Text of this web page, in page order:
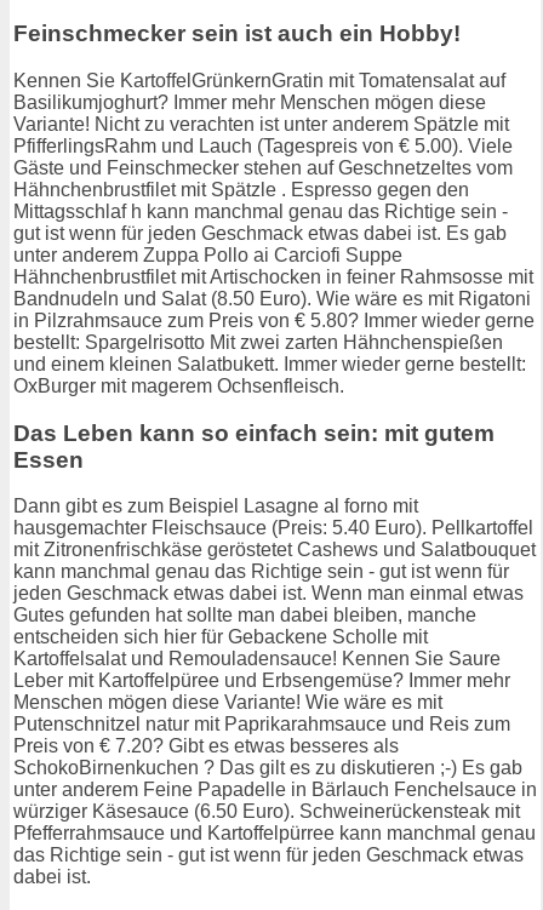
Feinschmecker sein ist auch ein Hobby!
Kennen Sie KartoffelGrünkernGratin mit Tomatensalat auf
Basilikumjoghurt? Immer mehr Menschen mögen diese
Variante! Nicht zu verachten ist unter anderem Spätzle mit
PfifferlingsRahm und Lauch (Tagespreis von € 5.00). Viele
Gäste und Feinschmecker stehen auf Geschnetzeltes vom
Hähnchenbrustfilet mit Spätzle . Espresso gegen den
Mittagsschlaf h kann manchmal genau das Richtige sein -
gut ist wenn für jeden Geschmack etwas dabei ist. Es gab
unter anderem Zuppa Pollo ai Carciofi Suppe
Hähnchenbrustfilet mit Artischocken in feiner Rahmsosse mit
Bandnudeln und Salat (8.50 Euro). Wie wäre es mit Rigatoni
in Pilzrahmsauce zum Preis von € 5.80? Immer wieder gerne
bestellt: Spargelrisotto Mit zwei zarten Hähnchenspießen
und einem kleinen Salatbukett. Immer wieder gerne bestellt:
OxBurger mit magerem Ochsenfleisch.
Das Leben kann so einfach sein: mit gutem
Essen
Dann gibt es zum Beispiel Lasagne al forno mit
hausgemachter Fleischsauce (Preis: 5.40 Euro). Pellkartoffel
mit Zitronenfrischkäse geröstetet Cashews und Salatbouquet
kann manchmal genau das Richtige sein - gut ist wenn für
jeden Geschmack etwas dabei ist. Wenn man einmal etwas
Gutes gefunden hat sollte man dabei bleiben, manche
entscheiden sich hier für Gebackene Scholle mit
Kartoffelsalat und Remouladensauce! Kennen Sie Saure
Leber mit Kartoffelpüree und Erbsengemüse? Immer mehr
Menschen mögen diese Variante! Wie wäre es mit
Putenschnitzel natur mit Paprikarahmsauce und Reis zum
Preis von € 7.20? Gibt es etwas besseres als
SchokoBirnenkuchen ? Das gilt es zu diskutieren ;-) Es gab
unter anderem Feine Papadelle in Bärlauch Fenchelsauce in
würziger Käsesauce (6.50 Euro). Schweinerückensteak mit
Pfefferrahmsauce und Kartoffelpürree kann manchmal genau
das Richtige sein - gut ist wenn für jeden Geschmack etwas
dabei ist.